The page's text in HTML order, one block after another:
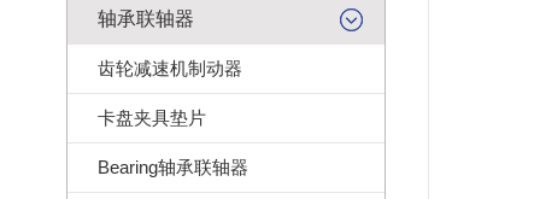
轴承联轴器
齿轮减速机制动器
卡盘夹具垫片
Bearing轴承联轴器